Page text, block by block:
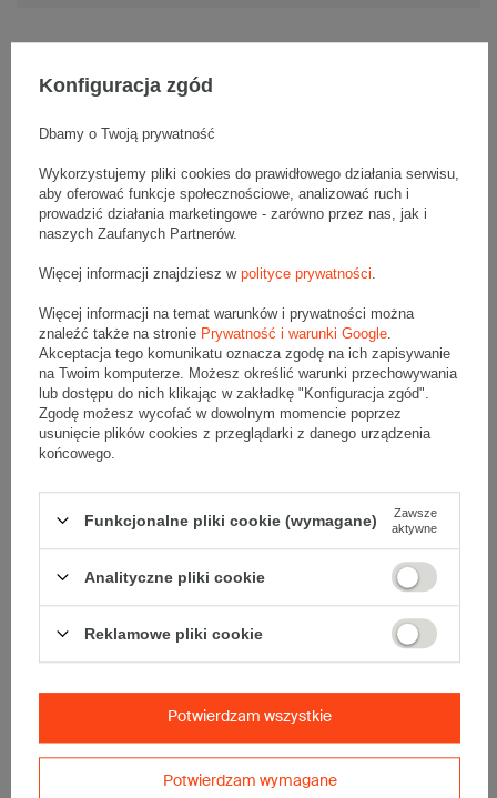
Opis produktu
Komplet szarych kartonów klapowych - 20 szt.
Wymiary zewnętrzne: 450x200x200mm (długość x szerokość x
wysokość)
Opakowanie wykonane jest z tektury falistej 3-warstwowej, fala B
380 g/m2
Wymiary:
• zewnętrzne:
450x200x200 mm
• wewnętrzne:444x194x188 mm
• pojemność:16 l
Materiał:
• tektura falista: 3-warstwowa
• fala:
B
• kolor:Szary
• typ fefco:F0201
Karton nadaje się do pakowania wysyłek kurierskich:
• Orlen Paczka L
Maksymalna waga paczki -31,5kg
Konfiguracja zgód
Dbamy o Twoją prywatność
Wykorzystujemy pliki cookies do prawidłowego działania serwisu,
aby oferować funkcje społecznościowe, analizować ruch i
prowadzić działania marketingowe - zarówno przez nas, jak i
naszych Zaufanych Partnerów.
Więcej informacji znajdziesz w polityce prywatności
Więcej informacji na temat warunków i prywatności można
znaleźć także na stronie Prywatność i warunki Google
Akceptacja tego komunikatu oznacza zgodę na ich zapisywanie
na Twoim komputerze. Możesz określić warunki przechowywania
lub dostępu do nich klikając w zakładkę "Konfiguracja zgód".
Zgodę możesz wycofać w dowolnym momencie poprzez
usunięcie plików cookies z przeglądarki z danego urządzenia
końcowego.
Funkcjonalne pliki cookie (wymagane)
Zawsze
aktywne
Analityczne pliki cookie
Reklamowe pliki cookie
Potwierdzam wymagane
Potwierdzam wszystkie